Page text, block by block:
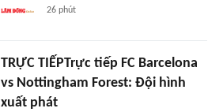
26 phút
TRỰC TIẾPTrực tiếp FC Barcelona
vs Nottingham Forest: Đội hình
xuất phát